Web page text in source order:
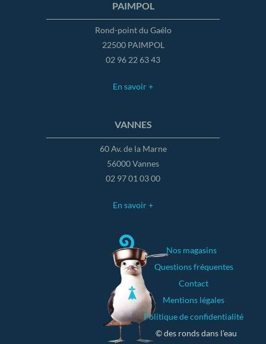
PAIMPOL
Rond-point du Gaélo
22500 PAIMPOL
02 96 22 63 43
En savoir +
VANNES
60 Av. de la Marne
56000 Vannes
02 97 01 03 00
En savoir +
Nos magasins
Questions fréquentes
Contact
Mentions légales
Politique de confidentialité
© des ronds dans l’eau